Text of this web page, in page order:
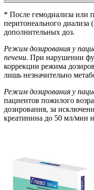
* После гемодиализа или
перитонеального
дополнительных доз.
Режим дозирования у
печени. При нарушении
коррекции режима
лишь незначительно
Режим дозирования у
пациентов пожилого
дозирования, за
креатинина до 50 мл/мин